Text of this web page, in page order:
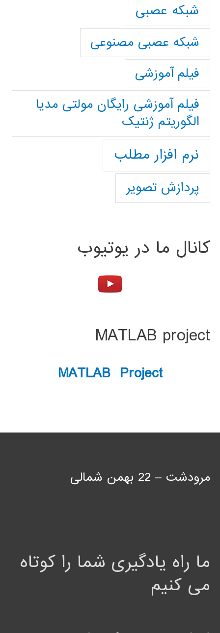
شبکه عصبی
شبکه عصبی مصنوعی
فیلم آموزشی
فیلم آموزشی رایگان مولتی مدیا
الگوریتم ژنتیک
نرم افزار مطلب
پردازش تصویر
کانال ما در یوتیوب
MATLAB project
MATLAB Project
مرودشت – 22 بهمن شمالی
ما راه یادگیری شما را کوتاه
می کنیم